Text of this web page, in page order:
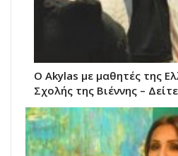
O Akylas με μαθητές της
Σχολής της Βιέννης –